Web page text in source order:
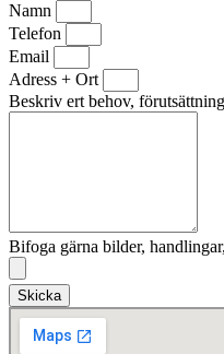
Namn
Telefon
Email
Adress + Ort
Beskriv ert behov,
Bifoga gärna bilder,
Skicka